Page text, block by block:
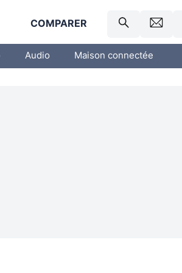
COMPARER
Audio Maison connectée